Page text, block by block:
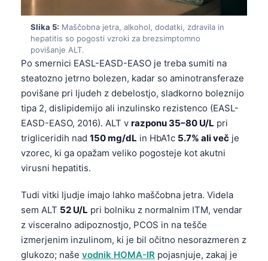
Slika 5: Maščobna jetra, alkohol, dodatki, zdravila in
hepatitis so pogosti vzroki za brezsimptomno
povišanje ALT.
Po smernici EASL-EASD-EASO je treba sumiti na
steatozno jetrno bolezen, kadar so aminotransferaze
povišane pri ljudeh z debelostjo, sladkorno boleznijo
tipa 2, dislipidemijo ali inzulinsko rezistenco (EASL-
EASD-EASO, 2016). ALT v razponu 35–80 U/L pri
trigliceridih nad 150 mg/dL in HbA1c 5.7% ali več je
vzorec, ki ga opažam veliko pogosteje kot akutni
virusni hepatitis.
Tudi vitki ljudje imajo lahko maščobna jetra. Videla
sem ALT 52 U/L pri bolniku z normalnim ITM, vendar
z visceralno adipoznostjo, PCOS in na tešče
izmerjenim inzulinom, ki je bil očitno nesorazmeren z
glukozo; naše vodnik HOMA-IR pojasnjuje, zakaj je